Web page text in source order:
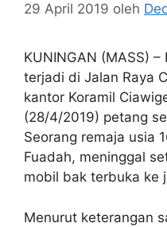
29 April 2019 oleh
KUNINGAN (MASS)
terjadi di Jalan Raya
kantor Koramil
(28/4/2019) petang
Seorang remaja usia
Fuadah, meninggal
mobil bak terbuka ke
Menurut keterangan